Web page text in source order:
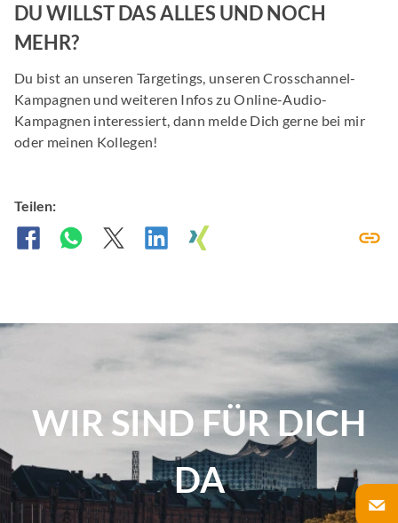
DU WILLST DAS ALLES UND NOCH
MEHR?
Du bist an unseren Targetings, unseren Crosschannel-
Kampagnen und weiteren Infos zu Online-Audio-
Kampagnen interessiert, dann melde Dich gerne bei mir
oder meinen Kollegen!
Teilen:
WIR SIND FÜR DICH
DA